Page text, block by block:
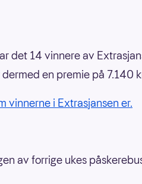
det 14 vinnere av
en premie på 7.140
vinnerne i Extrasjansen er.
av forrige ukes